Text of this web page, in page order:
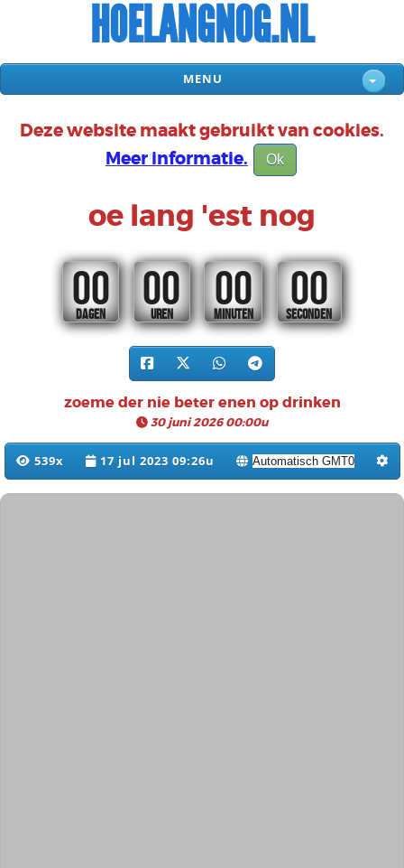
HOELANGNOG.NL
MENU
Deze website maakt gebruikt van cookies.
Meer informatie.
Ok
oe lang 'est nog
00
DAGEN
00
UREN
00
MINUTEN
00
SECONDEN
zoeme der nie beter enen op drinken
30 juni 2026 00:00u
539x 17 jul 2023 09:26u